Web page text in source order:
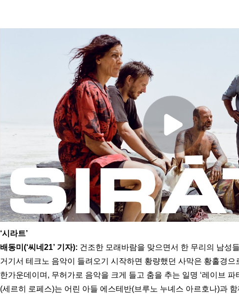
‘시라트’
배동미(‘씨네21’ 기자): 건조한 모래바람을 맞으면서 한 무리의 남성
거기서 테크노 음악이 들려오기 시작하면 황량했던 사막은 황홀경
한가운데이며, 무허가로 음악을 크게 들고 춤을 추는 일명 ‘레이브 파
(세르히 로페스)는 어린 아들 에스테반(브루노 누녜스 아르호나)과